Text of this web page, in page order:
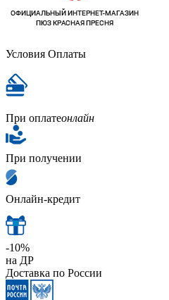
Условия Оплаты
При оплатеонлайн
При получении
Онлайн-кредит
-10%
на ДР
Доставка по России